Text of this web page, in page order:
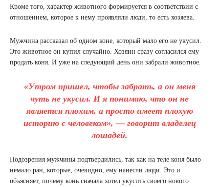
Кроме того, характер животного формируется в соответствии с
отношением, которое к нему проявляли люди, то есть хозяева.
Мужчина рассказал об одном коне, который мало его не укусил.
Это животное он купил случайно. Хозяин сразу согласился ему
продать коня. И уже на следующий день они забрали животное.
«Утром пришел, чтобы забрать, а он меня
чуть не укусил. И я понимаю, что он не
является плохим, а просто имеет плохую
историю с человеком», — говорит владелец
лошадей.
Подозрения мужчины подтвердились, так как на теле коня было
немало ран, которые, очевидно, ему нанесли люди. Это и
объясняет, почему конь сначала хотел укусить своего нового